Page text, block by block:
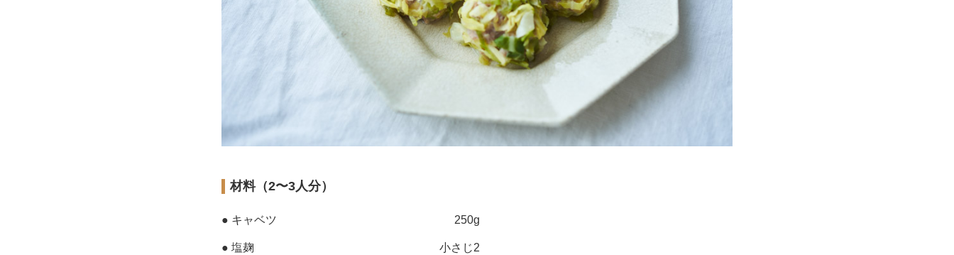
材料（2〜3人分）
● キャベツ 250g
● 塩麹 小さじ2